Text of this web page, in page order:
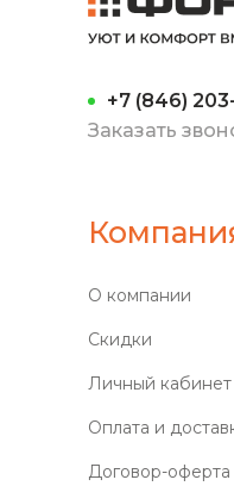
+7 (846)
Заказать
О компании
Скидки
Личный кабинет
Оплата и
Договор-оферта